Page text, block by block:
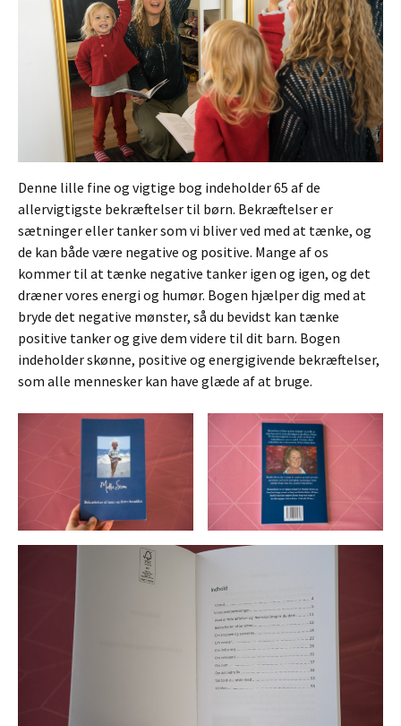
Denne lille fine og vigtige bog indeholder 65 af de
allervigtigste bekræftelser til børn. Bekræftelser er
sætninger eller tanker som vi bliver ved med at tænke, og
de kan både være negative og positive. Mange af os
kommer til at tænke negative tanker igen og igen, og det
dræner vores energi og humør. Bogen hjælper dig med at
bryde det negative mønster, så du bevidst kan tænke
positive tanker og give dem videre til dit barn. Bogen
indeholder skønne, positive og energigivende bekræftelser,
som alle mennesker kan have glæde af at bruge.